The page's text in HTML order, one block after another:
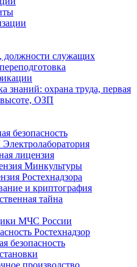
должности служащих
знаний: охрана труда, первая
ОЗП
безопасность
Электролаборатория
лицензия
Минкультуры
Ростехнадзора
и криптография
тайна
МЧС России
Ростехнадзор
безопасность
производство